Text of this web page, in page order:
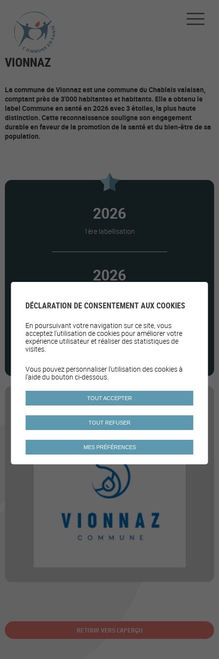
VIONNAZ
La commune de Vionnaz est une commune du Chablais valaisan,
comptant près de 3'000 habitantes et habitants. Elle a obtenu le
label Commune en santé en 2026 avec 3 étoiles, la plus haute
distinction. Cette reconnaissance souligne son engagement
durable en faveur de la promotion de la santé et du bien-être de sa
population.
2026
1ère labellisation
2026
vionnaz.ch
RETOUR VERS L'APERÇU
DÉCLARATION DE CONSENTEMENT AUX COOKIES
En poursuivant votre navigation sur ce site, vous
acceptez l'utilisation de cookies pour améliorer votre
expérience utilisateur et réaliser des statistiques de
visites.
Vous pouvez personnaliser l'utilisation des cookies à
l'aide du bouton ci-dessous.
TOUT ACCEPTER
TOUT REFUSER
MES PRÉFÉRENCES